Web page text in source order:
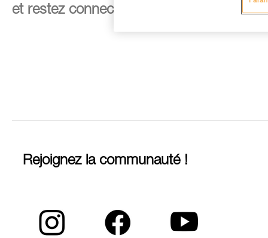
et restez connecté à notre actualité
Rejoignez la communauté !